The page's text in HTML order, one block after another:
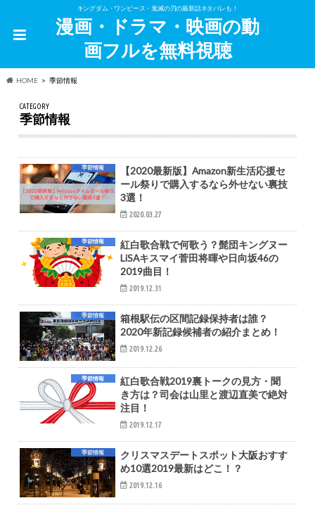
キングダム・ワンピース・鬼滅の刃の最新話ネタバレも！
漫画・ドラマ・映画の動
画フルを無料視聴
HOME 季節情報
CATEGORY
季節情報
季節情報
【2020最新版】Amazon新生活応援セ
ール祭りで購入するなら外せない裏技
3選！
2020.03.27
季節情報
紅白歌合戦で何歌う？髭団キングヌー
LiSAキスマイ菅田将暉や日向坂46の
2019曲目！
2019.12.31
季節情報
箱根駅伝の区間記録保持者は誰？
2020年新記録候補者の紹介まとめ！
2019.12.26
季節情報
紅白歌合戦2019裏トークの見方・聞
き方は？司会は山里と渡辺直美で絶対
注目！
2019.12.17
季節情報
クリスマスデートスポット大阪おすす
め10選2019最新はどこ！？
2019.12.16